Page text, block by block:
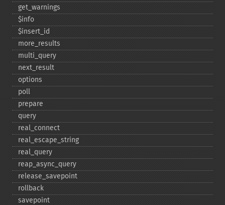
get_​warnings
$info
$insert_​id
more_​results
multi_​query
next_​result
options
poll
prepare
query
real_​connect
real_​escape_​string
real_​query
reap_​async_​query
release_​savepoint
rollback
savepoint